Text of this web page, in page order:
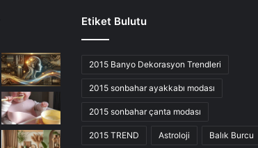
Etiket Bulutu
2015 Banyo Dekorasyon Trendleri
2015 sonbahar ayakkabı modası
2015 sonbahar çanta modası
2015 TREND Astroloji Balık Burcu